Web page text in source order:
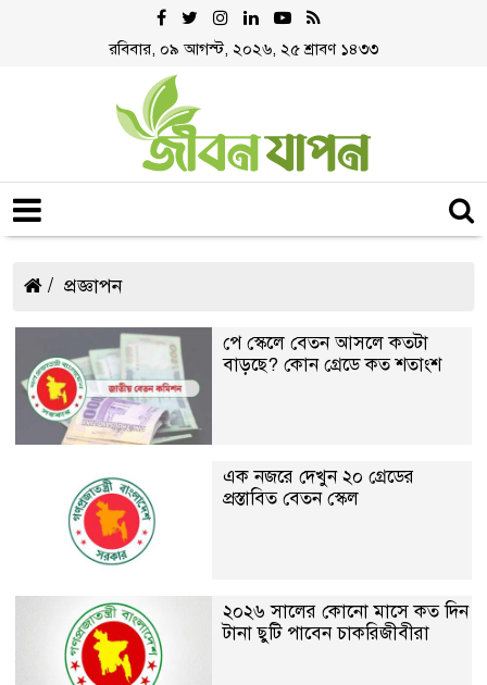
রবিবার, ০৯ আগস্ট, ২০২৬, ২৫ শ্রাবণ ১৪৩৩
প্রজ্ঞাপন
পে স্কেলে বেতন আসলে কতটা
বাড়ছে? কোন গ্রেডে কত শতাংশ
এক নজরে দেখুন ২০ গ্রেডের
প্রস্তাবিত বেতন স্কেল
২০২৬ সালের কোনো মাসে কত দিন
টানা ছুটি পাবেন চাকরিজীবীরা